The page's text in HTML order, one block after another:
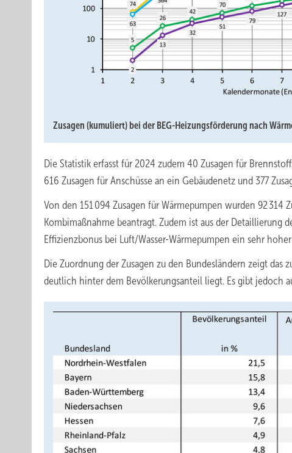
Zusagen (kumuliert) bei der BEG-Heizungsförderung nach
Die Statistik erfasst für 2024 zudem 40 Zusagen für
616 Zusagen für Anschüsse an ein Gebäudenetz und 377
Von den 151 094 Zusagen für Wärmepumpen wurden 92 314
Kombimaßnahme beantragt. Zudem ist aus der Detaillierung
Effizienzbonus bei Luft/Wasser-Wärmepumpen ein sehr
Die Zuordnung der Zusagen zu den Bundesländern zeigt das
deutlich hinter dem Bevölkerungsanteil liegt. Es gibt jedoch